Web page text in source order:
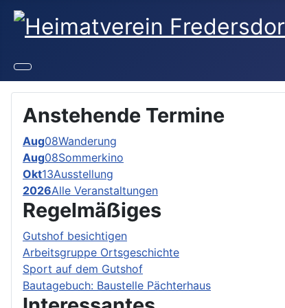
Anstehende Termine
Aug08Wanderung
Aug08Sommerkino
Okt13Ausstellung
2026Alle Veranstaltungen
Regelmäẞiges
Gutshof besichtigen
Arbeitsgruppe Ortsgeschichte
Sport auf dem Gutshof
Bautagebuch: Baustelle Pächterhaus